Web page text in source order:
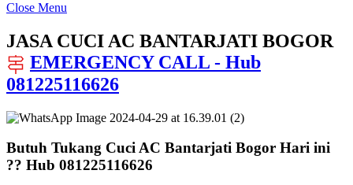
Close Menu
JASA CUCI AC BANTARJATI BOGOR
EMERGENCY CALL - Hub
081225116626
Butuh Tukang Cuci AC Bantarjati Bogor Hari ini
?? Hub 081225116626